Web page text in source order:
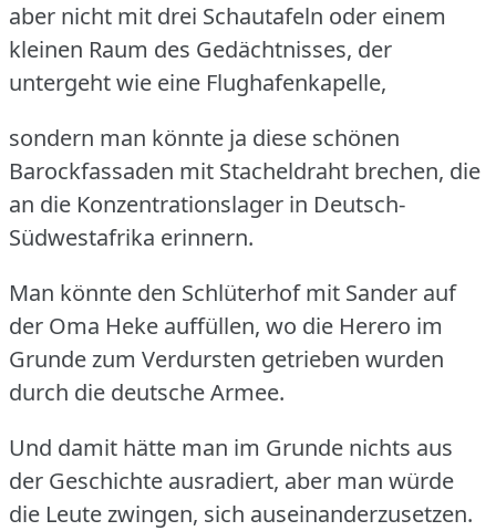
aber nicht mit drei Schautafeln oder einem
kleinen Raum des Gedächtnisses, der
untergeht wie eine Flughafenkapelle,
sondern man könnte ja diese schönen
Barockfassaden mit Stacheldraht brechen, die
an die Konzentrationslager in Deutsch-
Südwestafrika erinnern.
Man könnte den Schlüterhof mit Sander auf
der Oma Heke auffüllen, wo die Herero im
Grunde zum Verdursten getrieben wurden
durch die deutsche Armee.
Und damit hätte man im Grunde nichts aus
der Geschichte ausradiert, aber man würde
die Leute zwingen, sich auseinanderzusetzen.